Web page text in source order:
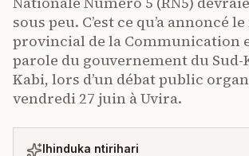
sous peu. C’est ce qu’a annoncé
provincial de la Communication
parole du gouvernement du
Kabi, lors d’un débat public
vendredi 27 juin à Uvira.
Ihinduka ntirihari